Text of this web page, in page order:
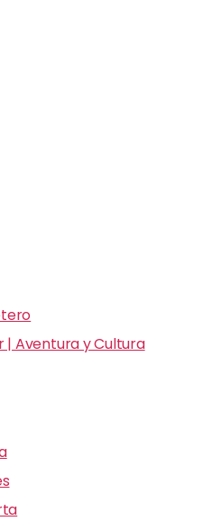
| Aventura y Cultura